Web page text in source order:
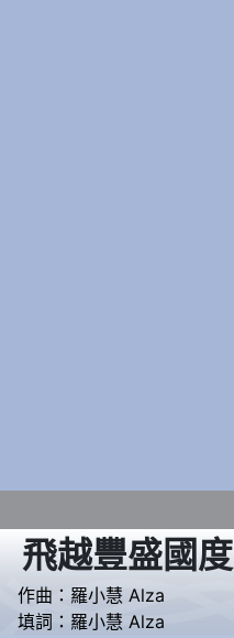
飛越豐盛國度
作曲： 羅小慧 Alza
填詞： 羅小慧 Alza